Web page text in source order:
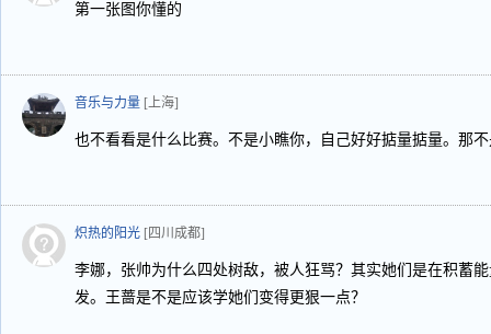
第一张图你懂的
音乐与力量 [上海]
也不看看是什么比赛。不是小瞧你，自己好好掂量掂量。那
炽热的阳光 [四川成都]
李娜，张帅为什么四处树敌，被人狂骂？其实她们是在积蓄
发。王蔷是不是应该学她们变得更狠一点？